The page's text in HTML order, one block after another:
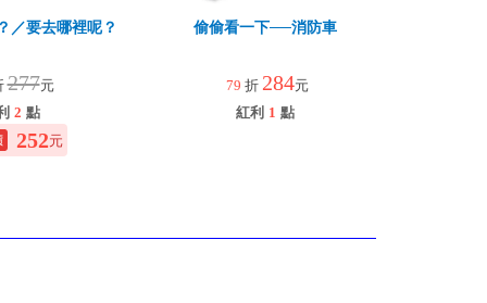
／要去哪裡呢？
277元
2 點
252元
偷偷看一下──消防車
79 折 284元
紅利 1 點